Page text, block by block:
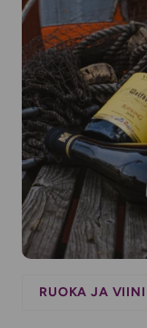
RUOKA JA VIINI